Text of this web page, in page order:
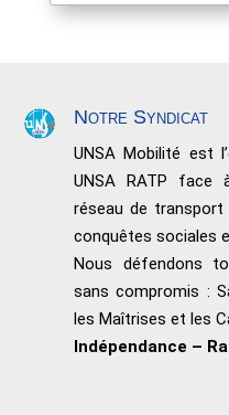
Notre Syndicat
UNSA Mobilité est
UNSA RATP face
réseau de transport
conquêtes sociales
Nous défendons
sans compromis :
les Maîtrises et les
Indépendance –